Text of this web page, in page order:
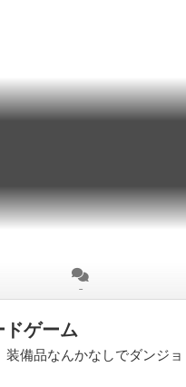
－
ゲーム
備品なんかなしでダンジョ